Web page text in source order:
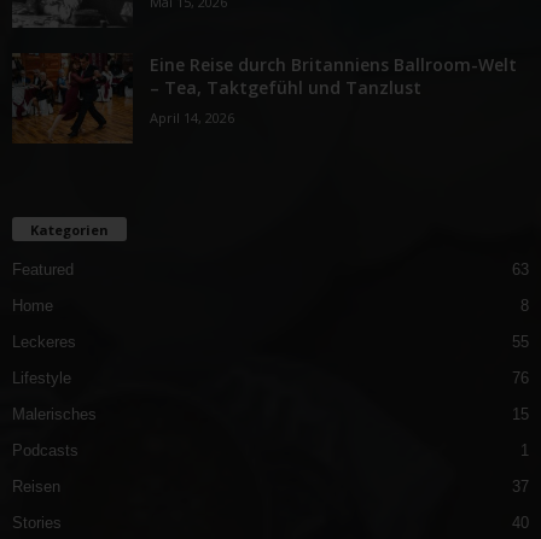
Eine Reise durch Britanniens Ballroom-Welt
– Tea, Taktgefühl und Tanzlust
April 14, 2026
Kategorien
Featured
63
Home
8
Leckeres
55
Lifestyle
76
Malerisches
15
Podcasts
1
Reisen
37
Stories
40